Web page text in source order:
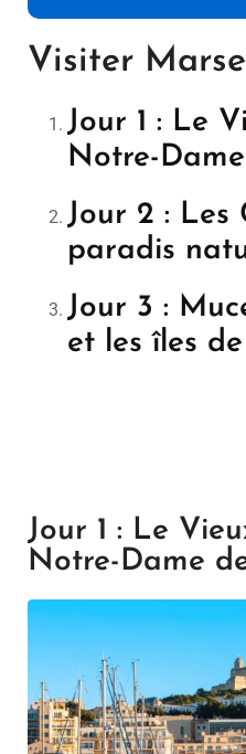
Visiter
Jour 1 : Le
Notre-
Jour 2 : Les
paradis
Jour 3 :
et les îles
Jour 1 : Le
Notre-Dame